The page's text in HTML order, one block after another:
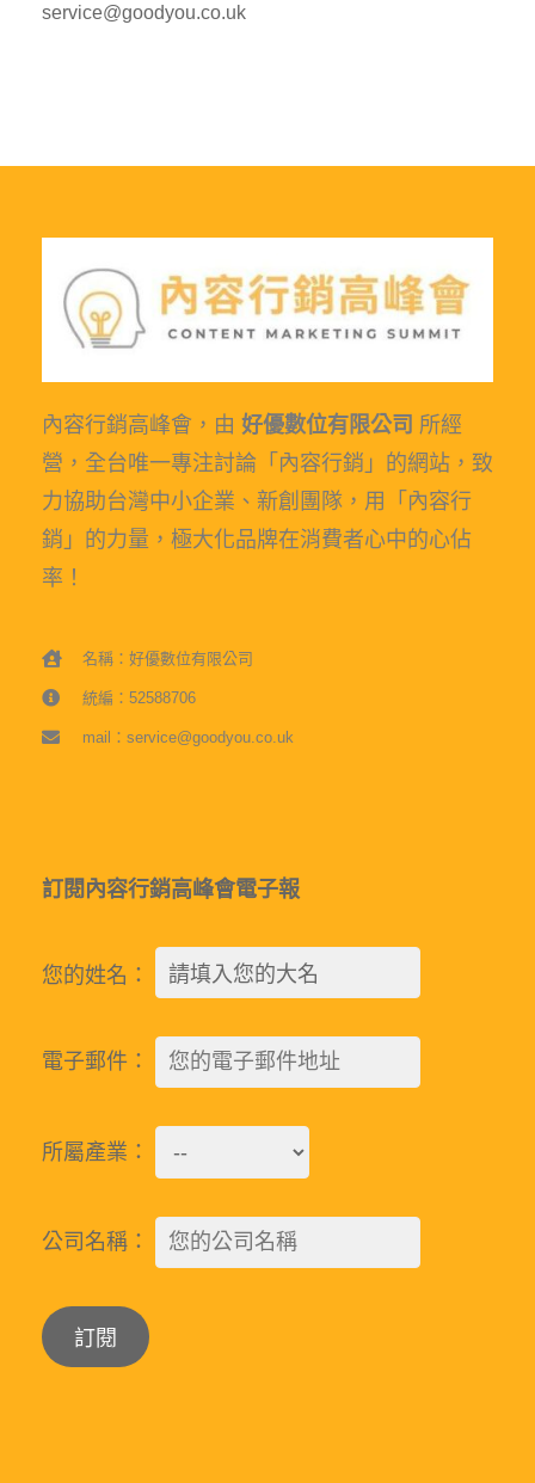
service@goodyou.co.uk
內容行銷高峰會，由 好優數位有限公司 所經
營，全台唯一專注討論「內容行銷」的網站，致
力協助台灣中小企業、新創團隊，用「內容行
銷」的力量，極大化品牌在消費者心中的心佔
率！
名稱：好優數位有限公司
統編：52588706
mail：service@goodyou.co.uk
訂閱內容行銷高峰會電子報
您的姓名：
電子郵件：
所屬產業：
公司名稱：